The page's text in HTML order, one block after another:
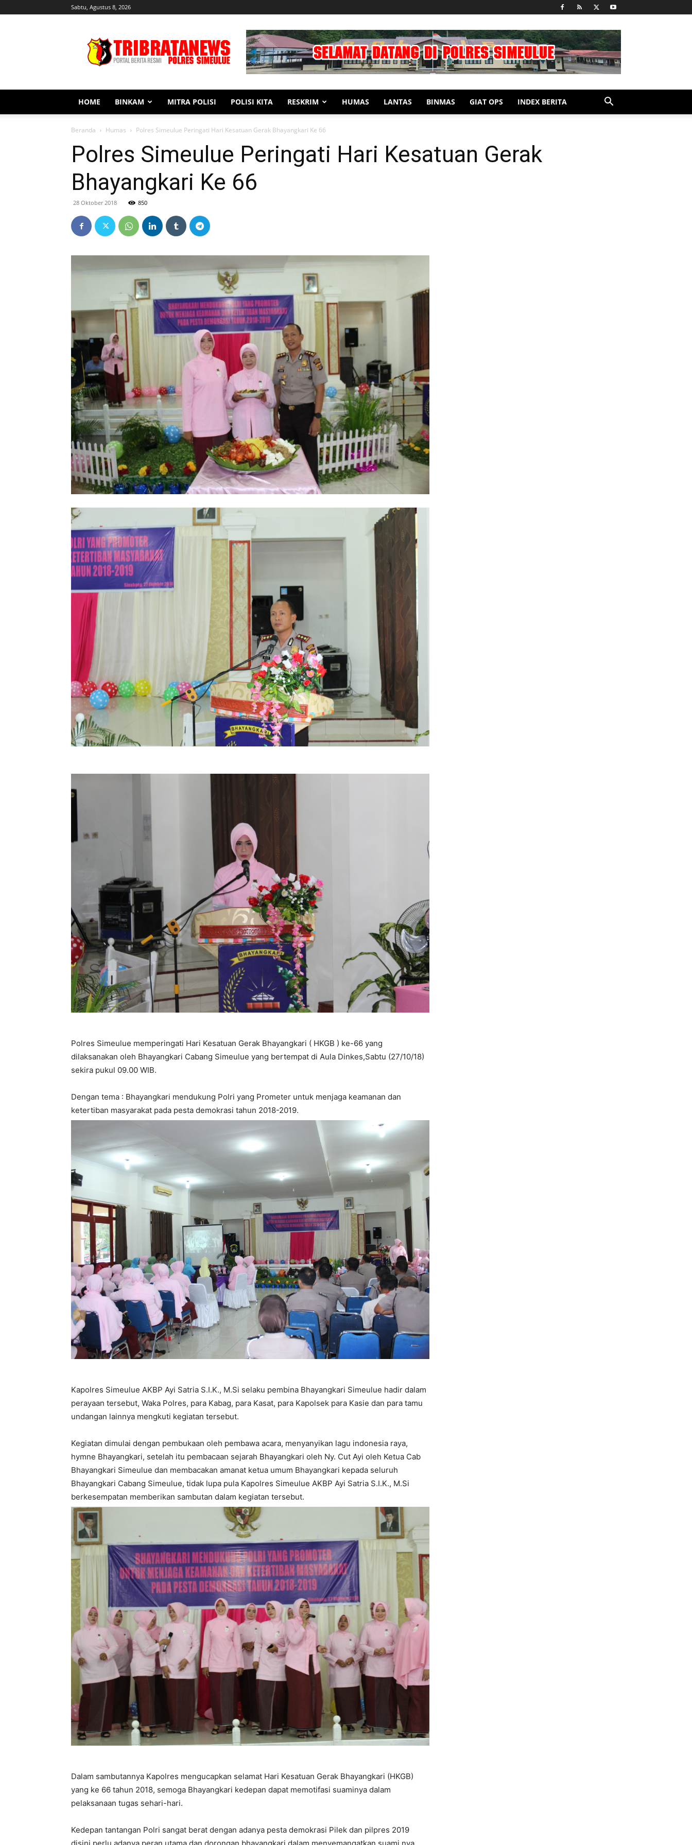
Sabtu, Agustus 8, 2026
Simeulue
HOME BINKAM MITRA POLISI POLISI KITA RESKRIM HUMAS LANTAS BINMAS GIAT OPS INDEX BERITA
Beranda Humas Polres Simeulue Peringati Hari Kesatuan Gerak Bhayangkari Ke 66
Polres Simeulue Peringati Hari Kesatuan Gerak
Bhayangkari Ke 66
28 Oktober 2018 850
Polres Simeulue memperingati Hari Kesatuan Gerak Bhayangkari ( HKGB ) ke-66 yang
dilaksanakan oleh Bhayangkari Cabang Simeulue yang bertempat di Aula Dinkes,Sabtu (27/10/18)
sekira pukul 09.00 WIB.
Dengan tema : Bhayangkari mendukung Polri yang Prometer untuk menjaga keamanan dan
ketertiban masyarakat pada pesta demokrasi tahun 2018-2019.
Kapolres Simeulue AKBP Ayi Satria S.I.K., M.Si selaku pembina Bhayangkari Simeulue hadir dalam
perayaan tersebut, Waka Polres, para Kabag, para Kasat, para Kapolsek para Kasie dan para tamu
undangan lainnya mengkuti kegiatan tersebut.
Kegiatan dimulai dengan pembukaan oleh pembawa acara, menyanyikan lagu indonesia raya,
hymne Bhayangkari, setelah itu pembacaan sejarah Bhayangkari oleh Ny. Cut Ayi oleh Ketua Cab
Bhayangkari Simeulue dan membacakan amanat ketua umum Bhayangkari kepada seluruh
Bhayangkari Cabang Simeulue, tidak lupa pula Kapolres Simeulue AKBP Ayi Satria S.I.K., M.Si
berkesempatan memberikan sambutan dalam kegiatan tersebut.
Dalam sambutannya Kapolres mengucapkan selamat Hari Kesatuan Gerak Bhayangkari (HKGB)
yang ke 66 tahun 2018, semoga Bhayangkari kedepan dapat memotifasi suaminya dalam
pelaksanaan tugas sehari-hari.
Kedepan tantangan Polri sangat berat dengan adanya pesta demokrasi Pilek dan pilpres 2019